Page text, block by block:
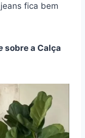
fica bem
sobre a Calça